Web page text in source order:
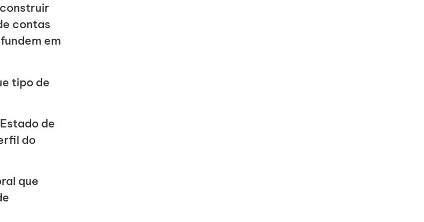
contas
em
tipo de
de
do
que